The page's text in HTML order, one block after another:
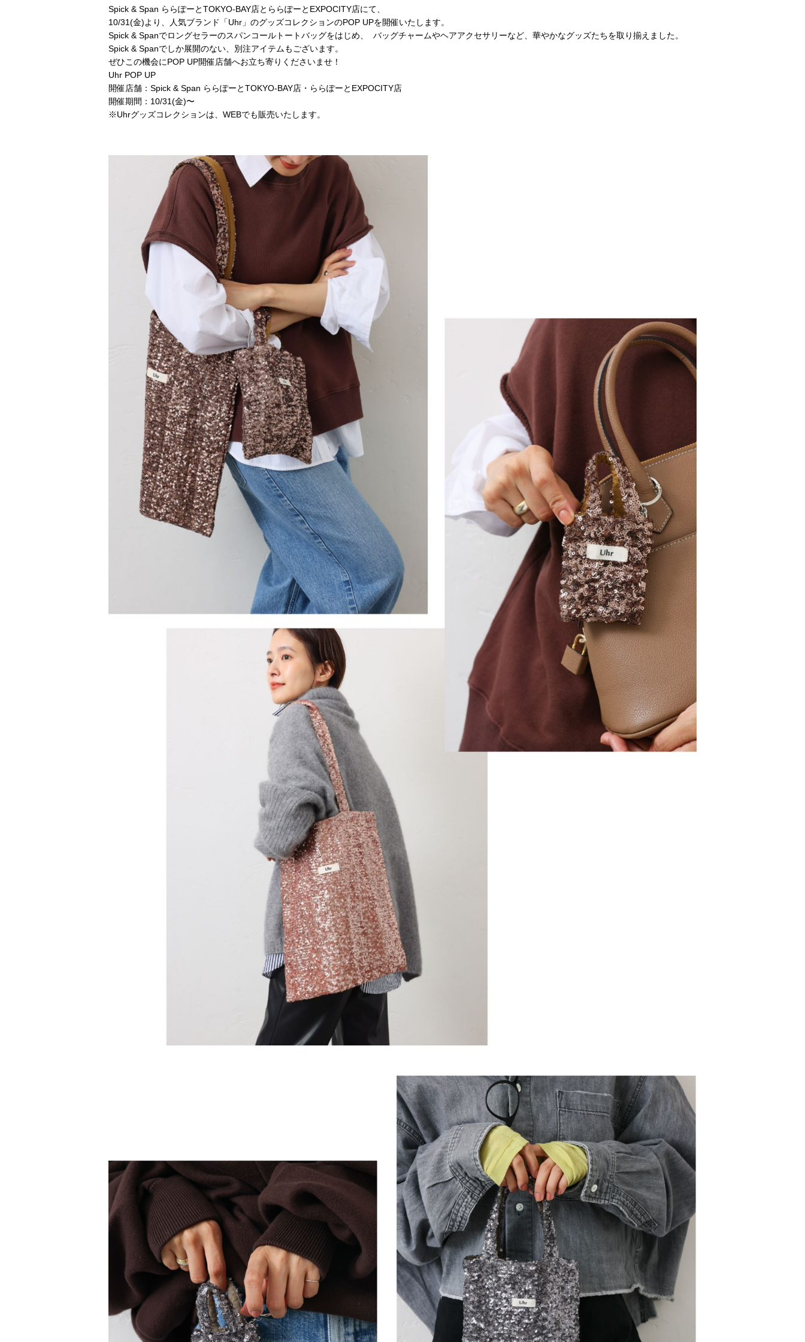
Spick & Span ららぽーとTOKYO-BAY店とららぽーとEXPOCITY店にて、
10/31(金)より、人気ブランド「Uhr」のグッズコレクションのPOP UPを開催いたします。
Spick & Spanでロングセラーのスパンコールトートバッグをはじめ、 バッグチャームやヘアアクセサリーなど、華やかなグッズたちを取り揃えました。
Spick & Spanでしか展開のない、別注アイテムもございます。
ぜひこの機会にPOP UP開催店舗へお立ち寄りくださいませ！
Uhr POP UP
開催店舗：Spick & Span ららぽーとTOKYO-BAY店・ららぽーとEXPOCITY店
開催期間：10/31(金)〜
※Uhrグッズコレクションは、WEBでも販売いたします。